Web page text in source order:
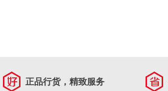
正品行货，精致服务